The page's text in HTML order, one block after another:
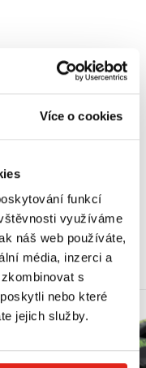
Více o cookies
funkcí
využíváme
náš web používáte,
média, inzerci a
s
nebo které
jejich služby.